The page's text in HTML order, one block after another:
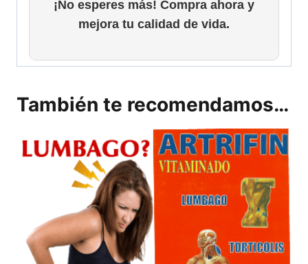
¡No esperes más! Compra ahora y
mejora tu calidad de vida.
También te recomendamos…